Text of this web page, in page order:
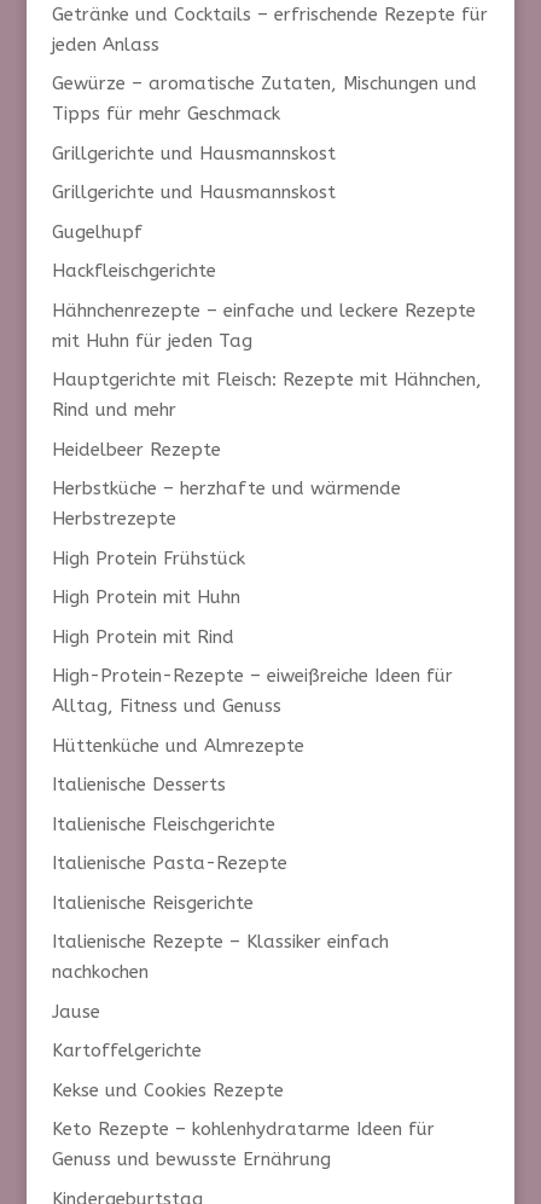
Getränke und Cocktails – erfrischende Rezepte für
jeden Anlass
Gewürze – aromatische Zutaten, Mischungen und
Tipps für mehr Geschmack
Grillgerichte und Hausmannskost
Grillgerichte und Hausmannskost
Gugelhupf
Hackfleischgerichte
Hähnchenrezepte – einfache und leckere Rezepte
mit Huhn für jeden Tag
Hauptgerichte mit Fleisch: Rezepte mit Hähnchen,
Rind und mehr
Heidelbeer Rezepte
Herbstküche – herzhafte und wärmende
Herbstrezepte
High Protein Frühstück
High Protein mit Huhn
High Protein mit Rind
High-Protein-Rezepte – eiweißreiche Ideen für
Alltag, Fitness und Genuss
Hüttenküche und Almrezepte
Italienische Desserts
Italienische Fleischgerichte
Italienische Pasta-Rezepte
Italienische Reisgerichte
Italienische Rezepte – Klassiker einfach
nachkochen
Jause
Kartoffelgerichte
Kekse und Cookies Rezepte
Keto Rezepte – kohlenhydratarme Ideen für
Genuss und bewusste Ernährung
Kindergeburtstag